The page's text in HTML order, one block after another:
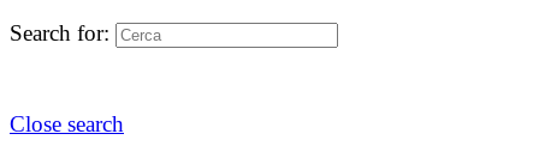
Search for:
Close search